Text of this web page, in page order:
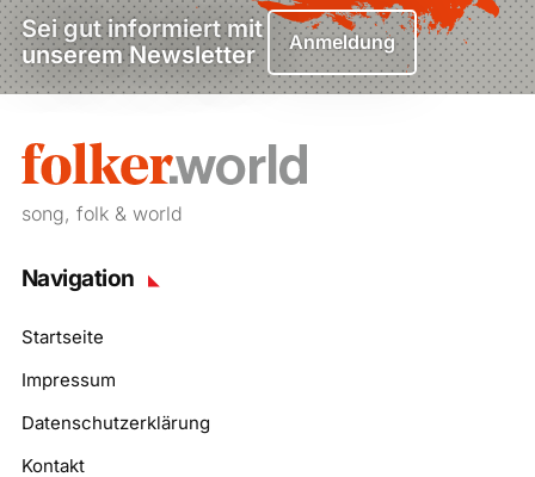
Sei gut informiert mit
unserem Newsletter
Anmeldung
song, folk & world
Navigation
Startseite
Impressum
Datenschutzerklärung
Kontakt